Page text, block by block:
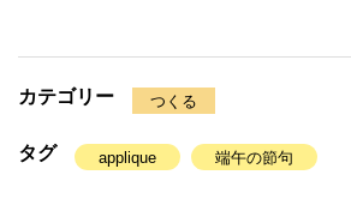
カテゴリー つくる
タグ applique 端午の節句